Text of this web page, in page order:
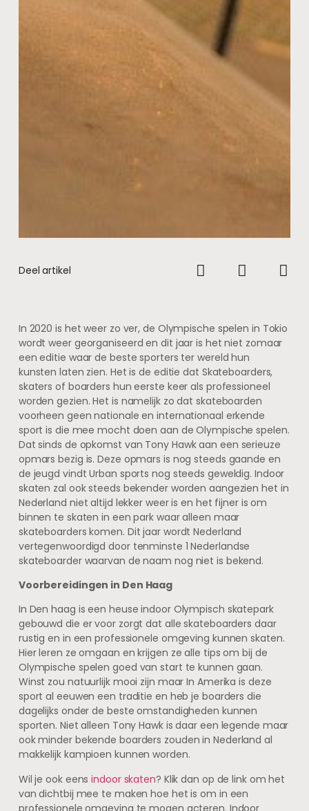
Deel artikel
In 2020 is het weer zo ver, de Olympische spelen in Tokio
wordt weer georganiseerd en dit jaar is het niet zomaar
een editie waar de beste sporters ter wereld hun
kunsten laten zien. Het is de editie dat Skateboarders,
skaters of boarders hun eerste keer als professioneel
worden gezien. Het is namelijk zo dat skateboarden
voorheen geen nationale en internationaal erkende
sport is die mee mocht doen aan de Olympische spelen.
Dat sinds de opkomst van Tony Hawk aan een serieuze
opmars bezig is. Deze opmars is nog steeds gaande en
de jeugd vindt Urban sports nog steeds geweldig. Indoor
skaten zal ook steeds bekender worden aangezien het in
Nederland niet altijd lekker weer is en het fijner is om
binnen te skaten in een park waar alleen maar
skateboarders komen. Dit jaar wordt Nederland
vertegenwoordigd door tenminste 1 Nederlandse
skateboarder waarvan de naam nog niet is bekend.
Voorbereidingen in Den Haag
In Den haag is een heuse indoor Olympisch skatepark
gebouwd die er voor zorgt dat alle skateboarders daar
rustig en in een professionele omgeving kunnen skaten.
Hier leren ze omgaan en krijgen ze alle tips om bij de
Olympische spelen goed van start te kunnen gaan.
Winst zou natuurlijk mooi zijn maar In Amerika is deze
sport al eeuwen een traditie en heb je boarders die
dagelijks onder de beste omstandigheden kunnen
sporten. Niet alleen Tony Hawk is daar een legende maar
ook minder bekende boarders zouden in Nederland al
makkelijk kampioen kunnen worden.
Wil je ook eensindoor skaten? Klik dan op de link om het
van dichtbij mee te maken hoe het is om in een
professionele omgeving te mogen acteren. Indoor